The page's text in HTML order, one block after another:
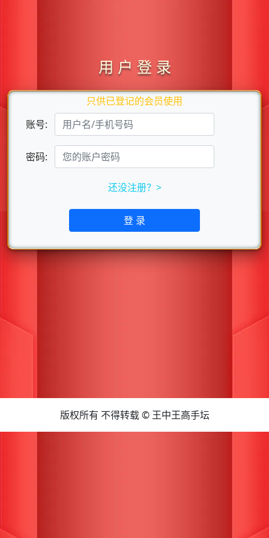
用 户 登 录
只供已登记的会员使用
账号:
密码:
还没注册？>
登 录
版权所有 不得转载 © 王中王高手坛